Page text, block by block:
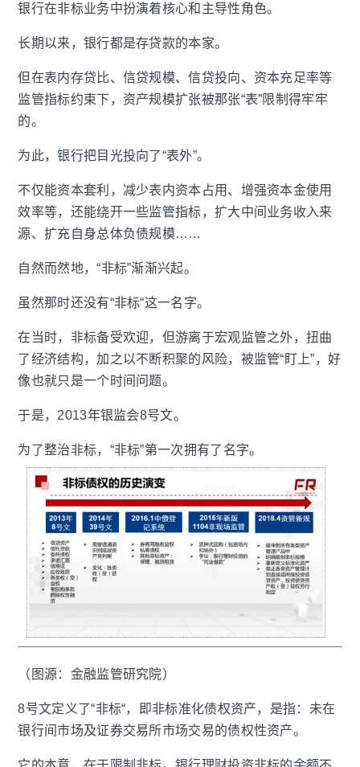
银行在非标业务中扮演着核心和主导性角色。
长期以来，银行都是存贷款的本家。
但在表内存贷比、信贷规模、信贷投向、资本充足率等
监管指标约束下，资产规模扩张被那张“表”限制得牢牢
的。
为此，银行把目光投向了“表外”。
不仅能资本套利，减少表内资本占用、增强资本金使用
效率等，还能绕开一些监管指标，扩大中间业务收入来
源、扩充自身总体负债规模……
自然而然地，“非标”渐渐兴起。
虽然那时还没有“非标“这一名字。
在当时，非标备受欢迎，但游离于宏观监管之外，扭曲
了经济结构，加之以不断积聚的风险，被监管“盯上”，好
像也就只是一个时间问题。
于是，2013年银监会8号文。
为了整治非标，“非标”第一次拥有了名字。
（图源：金融监管研究院）
8号文定义了“非标“，即非标准化债权资产，是指：未在
银行间市场及证券交易所市场交易的债权性资产。